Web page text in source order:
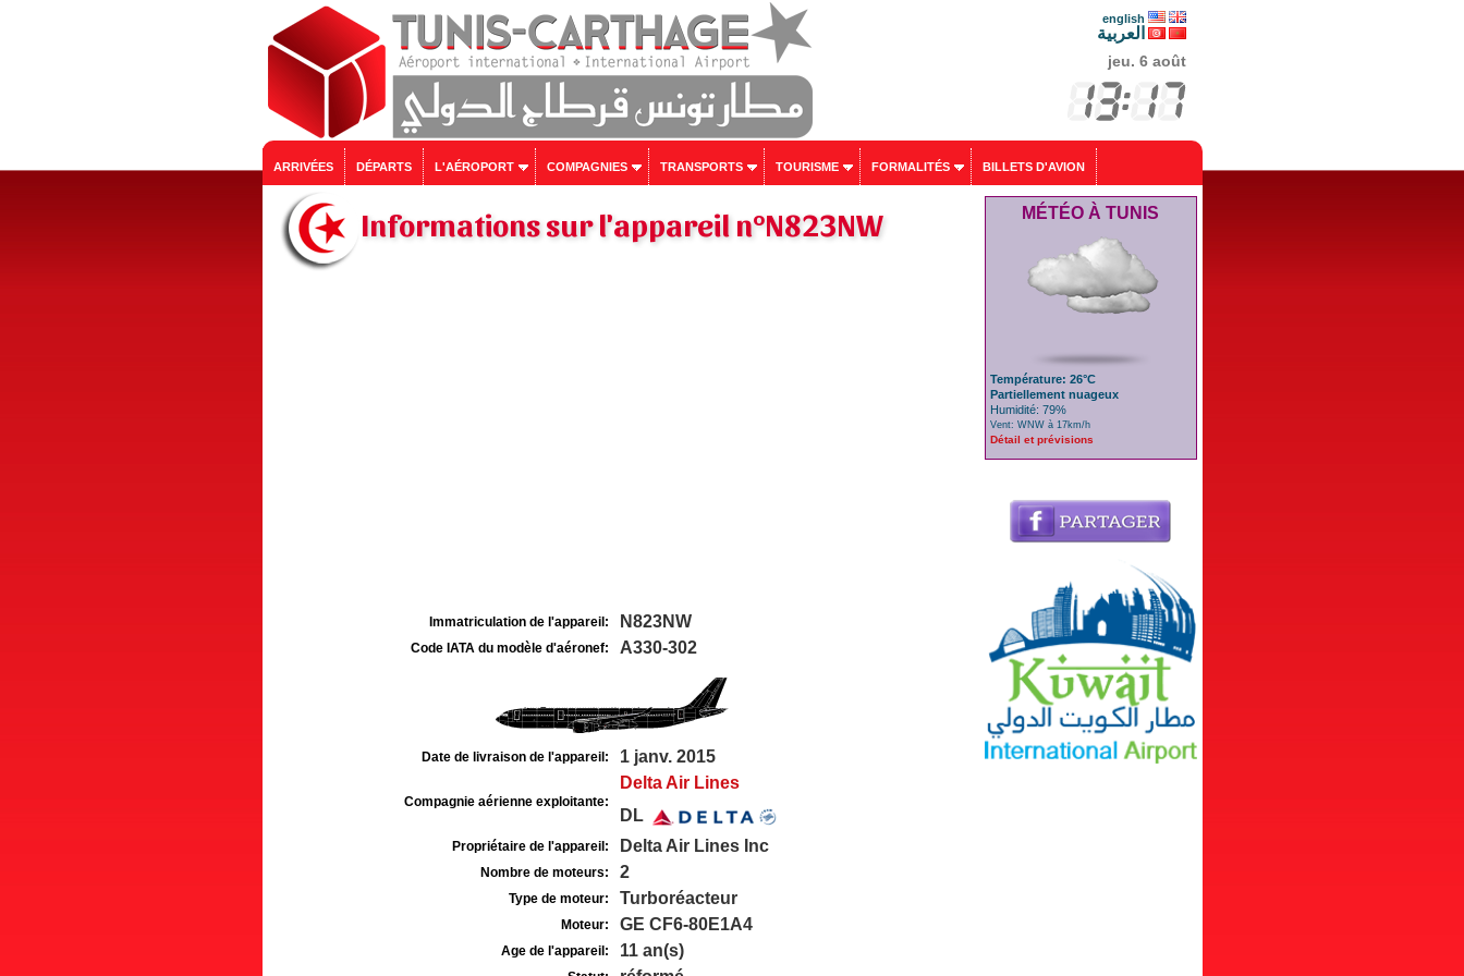
english
العربية
jeu. 6 août
ARRIVÉES DÉPARTS L'AÉROPORT COMPAGNIES TRANSPORTS TOURISME FORMALITÉS BILLETS D'AVION
Informations sur l'appareil n°N823NW
Immatriculation de l'appareil: N823NW
Code IATA du modèle d'aéronef: A330-302
Date de livraison de l'appareil: 1 janv. 2015
Compagnie aérienne exploitante:
Delta Air Lines
DL
Propriétaire de l'appareil: Delta Air Lines Inc
Nombre de moteurs: 2
Type de moteur: Turboréacteur
Moteur: GE CF6-80E1A4
Age de l'appareil: 11 an(s)
MÉTÉO À TUNIS
Température: 26°C
Partiellement nuageux
Humidité: 79%
Vent: WNW à 17km/h
Détail et prévisions